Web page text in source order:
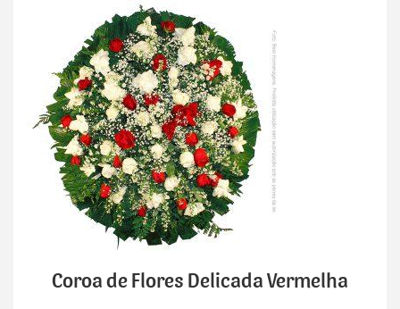
Coroa de Flores Delicada Vermelha